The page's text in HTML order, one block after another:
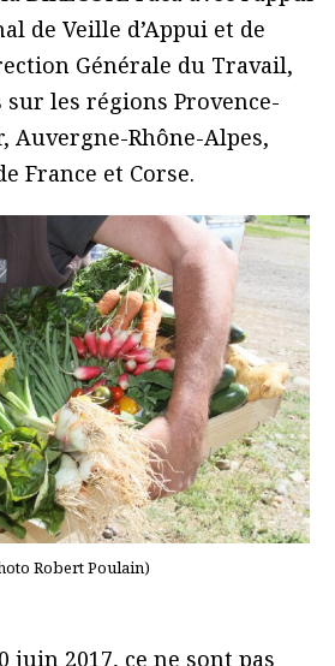
de Veille d’Appui et de
Générale du Travail,
sur les régions Provence-
Auvergne-Rhône-Alpes,
France et Corse.
Robert Poulain)
juin 2017, ce ne sont pas